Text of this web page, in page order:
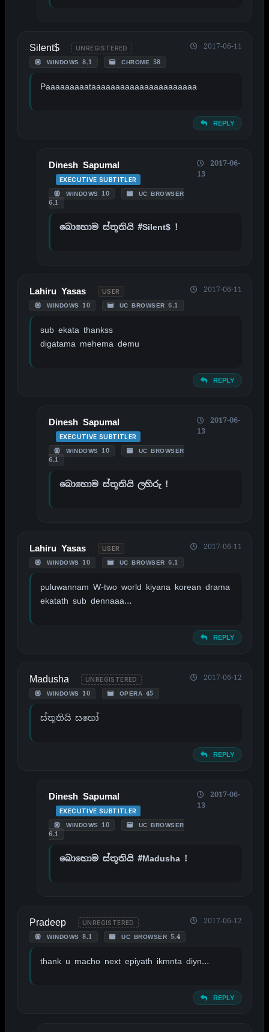
Silent$ UNREGISTERED
WINDOWS 8.1 CHROME 58
2017-06-11
Paaaaaaaaataaaaaaaaaaaaaaaaaaaaaa
REPLY
Dinesh Sapumal
EXECUTIVE SUBTITLER
WINDOWS 10
UC BROWSER
6.1
2017-06-
13
බොහොම ස්තූතියි #Silent$ !
Lahiru Yasas USER
WINDOWS 10 UC BROWSER 6.1
2017-06-11
sub ekata thankss
digatama mehema demu
REPLY
Dinesh Sapumal
EXECUTIVE SUBTITLER
WINDOWS 10
UC BROWSER
6.1
2017-06-
13
බොහොම ස්තූතියි ලහිරු !
Lahiru Yasas USER
WINDOWS 10 UC BROWSER 6.1
2017-06-11
puluwannam W-two world kiyana korean drama
ekatath sub dennaaa…
REPLY
Madusha UNREGISTERED
WINDOWS 10 OPERA 45
2017-06-12
ස්තූතියි සහෝ
REPLY
Dinesh Sapumal
EXECUTIVE SUBTITLER
WINDOWS 10
UC BROWSER
6.1
2017-06-
13
බොහොම ස්තූතියි #Madusha !
Pradeep UNREGISTERED
WINDOWS 8.1 UC BROWSER 5.4
2017-06-12
thank u macho next epiyath ikmnta diyn…
REPLY